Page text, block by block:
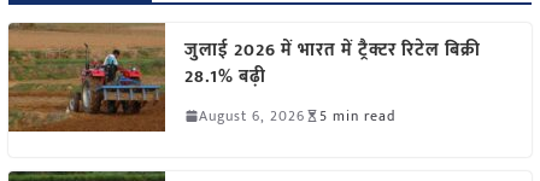
जुलाई 2026 में भारत में ट्रैक्टर रिटेल बिक्री
28.1% बढ़ी
August 6, 2026 5 min read